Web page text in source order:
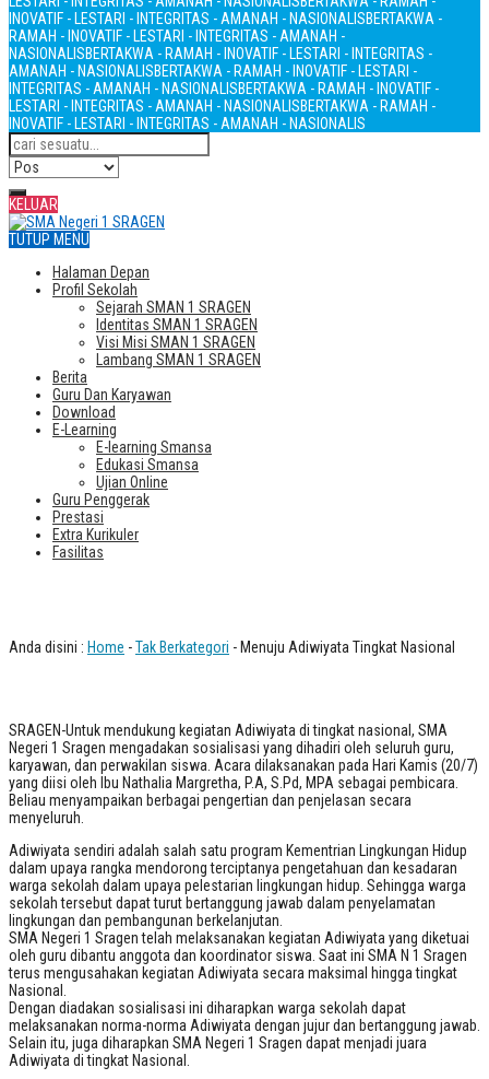
INOVATIF - LESTARI - INTEGRITAS - AMANAH - NASIONALISBERTAKWA -
RAMAH - INOVATIF - LESTARI - INTEGRITAS - AMANAH -
NASIONALISBERTAKWA - RAMAH - INOVATIF - LESTARI - INTEGRITAS -
AMANAH - NASIONALISBERTAKWA - RAMAH - INOVATIF - LESTARI -
INTEGRITAS - AMANAH - NASIONALISBERTAKWA - RAMAH - INOVATIF -
LESTARI - INTEGRITAS - AMANAH - NASIONALISBERTAKWA - RAMAH -
INOVATIF - LESTARI - INTEGRITAS - AMANAH - NASIONALIS
KELUAR
TUTUP MENU
Halaman Depan
Profil Sekolah
Sejarah SMAN 1 SRAGEN
Identitas SMAN 1 SRAGEN
Visi Misi SMAN 1 SRAGEN
Lambang SMAN 1 SRAGEN
Berita
Guru Dan Karyawan
Download
E-Learning
E-learning Smansa
Edukasi Smansa
Ujian Online
Guru Penggerak
Prestasi
Extra Kurikuler
Fasilitas
Anda disini : Home -Tak Berkategori - Menuju Adiwiyata Tingkat Nasional
SRAGEN-Untuk mendukung kegiatan Adiwiyata di tingkat nasional, SMA
Negeri 1 Sragen mengadakan sosialisasi yang dihadiri oleh seluruh guru,
karyawan, dan perwakilan siswa. Acara dilaksanakan pada Hari Kamis (20/7)
yang diisi oleh Ibu Nathalia Margretha, P.A, S.Pd, MPA sebagai pembicara.
Beliau menyampaikan berbagai pengertian dan penjelasan secara
menyeluruh.
Adiwiyata sendiri adalah salah satu program Kementrian Lingkungan Hidup
dalam upaya rangka mendorong terciptanya pengetahuan dan kesadaran
warga sekolah dalam upaya pelestarian lingkungan hidup. Sehingga warga
sekolah tersebut dapat turut bertanggung jawab dalam penyelamatan
lingkungan dan pembangunan berkelanjutan.
SMA Negeri 1 Sragen telah melaksanakan kegiatan Adiwiyata yang diketuai
oleh guru dibantu anggota dan koordinator siswa. Saat ini SMA N 1 Sragen
terus mengusahakan kegiatan Adiwiyata secara maksimal hingga tingkat
Nasional.
Dengan diadakan sosialisasi ini diharapkan warga sekolah dapat
melaksanakan norma-norma Adiwiyata dengan jujur dan bertanggung jawab.
Selain itu, juga diharapkan SMA Negeri 1 Sragen dapat menjadi juara
Adiwiyata di tingkat Nasional.